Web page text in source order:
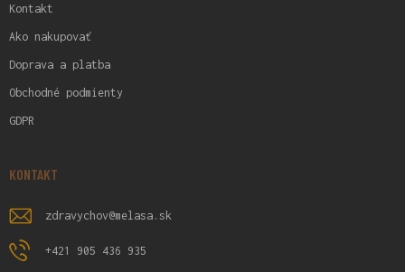
Kontakt
Ako nakupovať
Doprava a platba
Obchodné podmienty
GDPR
KONTAKT
zdravychov@melasa.sk
+421 905 436 935